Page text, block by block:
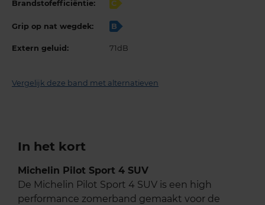
Brandstofefficiëntie: C
Grip op nat wegdek: B
Extern geluid: 71dB
Vergelijk deze band met alternatieven
In het kort
Michelin Pilot Sport 4 SUV
De Michelin Pilot Sport 4 SUV is een high
performance zomerband gemaakt voor de